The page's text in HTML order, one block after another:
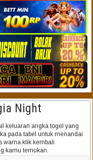
Night
keluaran angka togel yang
pada tabel untuk menandai
warna klik kembali
kamu temukan.